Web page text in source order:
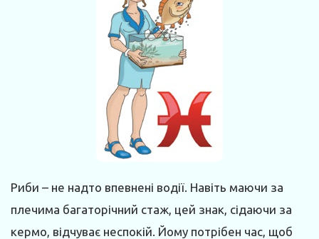
Риби – не надто впевнені водії. Навіть маючи за
плечима багаторічний стаж, цей знак, сідаючи за
кермо, відчуває неспокій. Йому потрібен час, щоб